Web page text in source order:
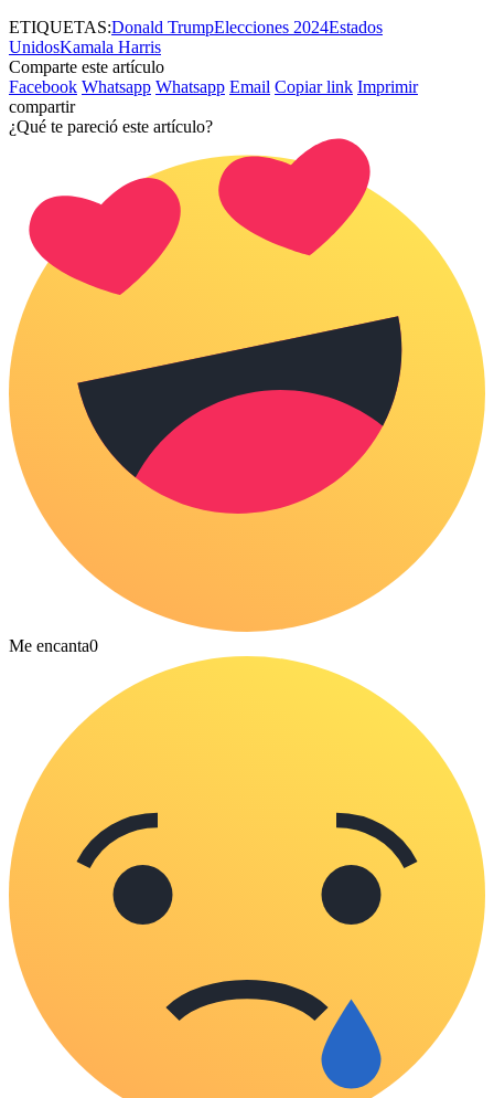
ETIQUETAS:Donald TrumpElecciones 2024Estados
UnidosKamala Harris
Comparte este artículo
Facebook Whatsapp Whatsapp Email Copiar link Imprimir
compartir
¿Qué te pareció este artículo?
Me encanta0